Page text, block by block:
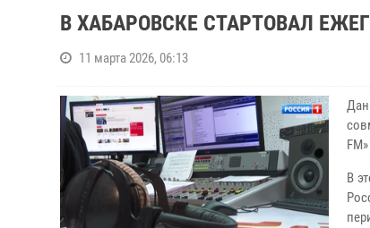
В ХАБАРОВСКЕ СТАРТОВАЛ
11 марта 2026, 06:13
В